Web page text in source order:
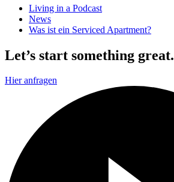
Living in a Podcast
News
Was ist ein Serviced Apartment?
Let’s start something great.
Hier anfragen